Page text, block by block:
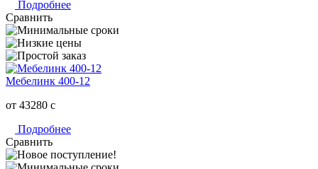
Подробнее
Сравнить
Мебелинк 400-12
от 43280 c
Подробнее
Сравнить